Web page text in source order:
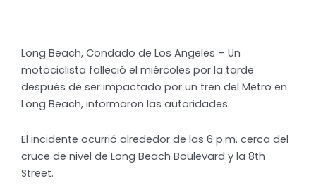
Long Beach, Condado de Los Angeles – Un
motociclista falleció el miércoles por la tarde
después de ser impactado por un tren del Metro en
Long Beach, informaron las autoridades.
El incidente ocurrió alrededor de las 6 p.m. cerca del
cruce de nivel de Long Beach Boulevard y la 8th
Street.